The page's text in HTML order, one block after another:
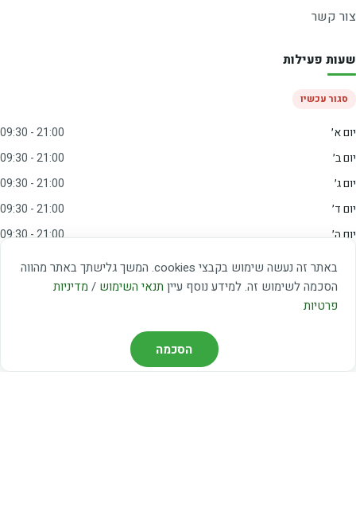
באתר זה נעשה שימוש בקבצי cookies. המשך גלישתך באתר מהווה
הסכמה לשימוש זה. למידע נוסף עיין תנאי השימוש / מדיניות
פרטיות
הסכמה
צור קשר
שעות פעילות
סגור עכשיו
יום א׳
09:30 - 21:00
יום ב׳
09:30 - 21:00
יום ג׳
09:30 - 21:00
יום ד׳
09:30 - 21:00
יום ה׳
09:30 - 21:00
יום ו׳
09:00 - 15:00
שבת
20:00 - 23:00